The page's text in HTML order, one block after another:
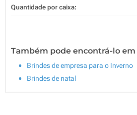
Quantidade por caixa:
Também pode encontrá-lo em
Brindes de empresa para o Inverno
Brindes de natal